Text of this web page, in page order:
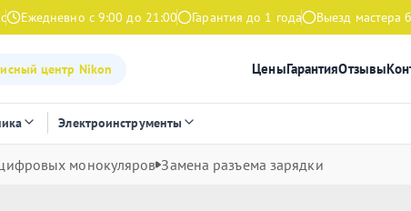
Ежедневно с 9:00 до 21:00 Гарантия до 1 года Выезд мастера
центр Nikon ЦеныГарантияОтзывы
Электроинструменты
монокуляров Замена разъема зарядки